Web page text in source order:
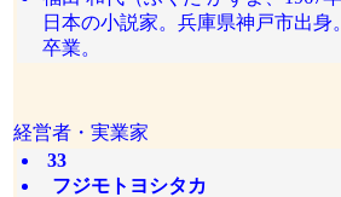
日本の小説家。兵庫県神戸市出身
卒業。
経営者・実業家
33
フジモトヨシタカ